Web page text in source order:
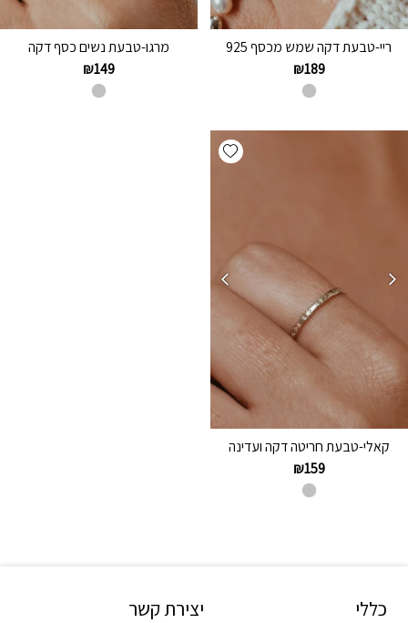
ריי-טבעת דקה שמש מכסף 925
₪189
מרגו-טבעת נשים כסף דקה
₪149
Add wishlist
קאלי-טבעת חריטה דקה ועדינה
₪159
כללי יצירת קשר